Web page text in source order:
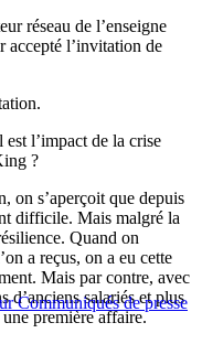
Communiqués de presse
réseau de l’enseigne
accepté l’invitation de
l’impact de la crise
?
on s’aperçoit que depuis
difficile. Mais malgré la
Quand on
a reçus, on a eu cette
Mais par contre, avec
d’anciens salariés et plus
première affaire.